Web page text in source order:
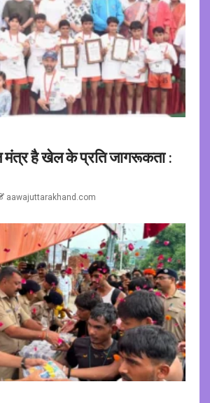
है खेल के प्रति जागरूकता :
aawajuttarakhand.com